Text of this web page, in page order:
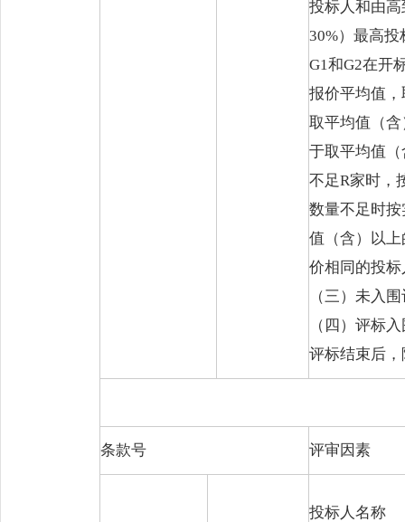
投标人和由高
30%）最高
G1和G2在开
报价平均值
取平均值（
于取平均值
不足R家时，
数量不足时
值（含）以
价相同的投
（三）未入
（四）评标
评标结束后
条款号 评审因素
投标人名称